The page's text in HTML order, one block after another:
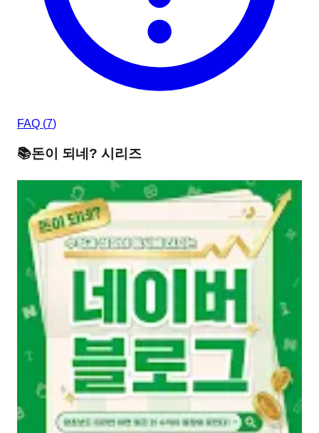
FAQ (7)
📚돈이 되네? 시리즈